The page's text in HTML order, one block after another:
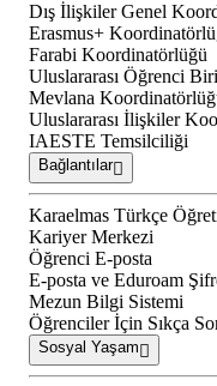
Dış İlişkiler Genel
Erasmus+
Farabi Koordinatörlüğü
Uluslararası Öğrenci
Mevlana
Uluslararası İlişkiler
IAESTE Temsilciliği
Bağlantılar
Karaelmas Türkçe
Kariyer Merkezi
Öğrenci E-posta
E-posta ve Eduroam
Mezun Bilgi Sistemi
Öğrenciler İçin Sıkça
Sosyal Yaşam